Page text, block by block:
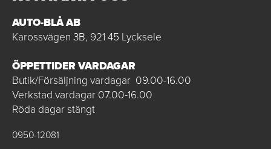
AUTO-BLÅ AB
Karossvägen 3B, 921 45 Lycksele
ÖPPETTIDER VARDAGAR
Butik/Försäljning vardagar 09.00-16.00
Verkstad vardagar 07.00-16.00
Röda dagar stängt
0950-12081